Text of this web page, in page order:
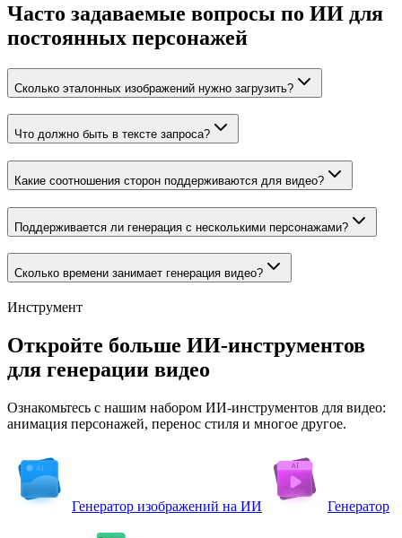
Часто задаваемые вопросы по ИИ для
постоянных персонажей
Сколько эталонных изображений нужно загрузить?
Что должно быть в тексте запроса?
Какие соотношения сторон поддерживаются для видео?
Поддерживается ли генерация с несколькими персонажами?
Сколько времени занимает генерация видео?
Инструмент
Откройте больше ИИ-инструментов
для генерации видео
Ознакомьтесь с нашим набором ИИ-инструментов для видео:
анимация персонажей, перенос стиля и многое другое.
Генератор изображений на ИИ Генератор